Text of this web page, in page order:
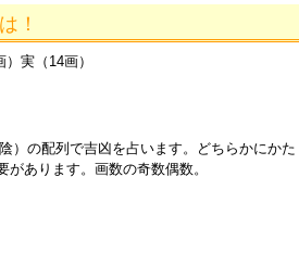
は！
実（14画）
）の配列で吉凶を占います。どちらかにかた
あります。画数の奇数偶数。